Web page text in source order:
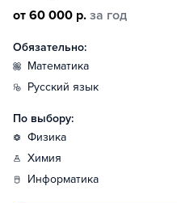
от 60 000 р. за год
Обязательно:
математика
русский язык
По выбору:
физика
химия
информатика